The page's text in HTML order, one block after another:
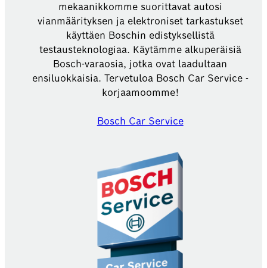
mekaanikkomme suorittavat autosi
vianmäärityksen ja elektroniset tarkastukset
käyttäen Boschin edistyksellistä
testausteknologiaa. Käytämme alkuperäisiä
Bosch-varaosia, jotka ovat laadultaan
ensiluokkaisia. Tervetuloa Bosch Car Service -
korjaamoomme!
Bosch Car Service